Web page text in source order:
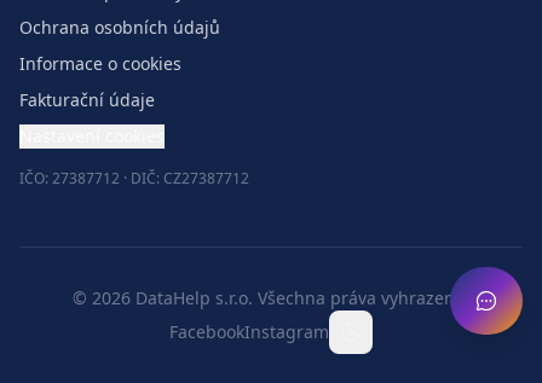
Ochrana osobních údajů
Informace o cookies
Fakturační údaje
IČO: 27387712 · DIČ: CZ27387712
© 2026 DataHelp s.r.o. Všechna práva vyhrazena.
FacebookInstagram